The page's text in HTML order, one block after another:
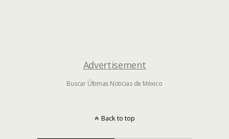
Advertisement
Buscar Últimas Noticias de México
Back to top